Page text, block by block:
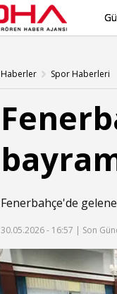
Haberler Spor Haberleri
Fenerbahçe'de
30.05.2026 - 16:57 | Son